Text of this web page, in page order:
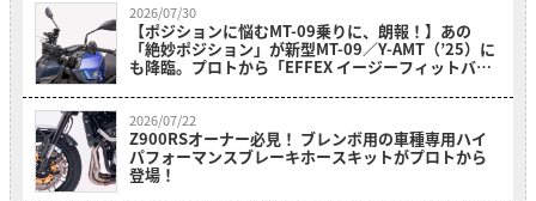
2026/07/30
【ポジションに悩むMT-09乗りに、朗報！】あの
「絶妙ポジション」が新型MT-09／Y-AMT（’25）に
も降臨。プロトから「EFFEX イージーフィットバー
2026/07/22
Z900RSオーナー必見！ ブレンボ用の車種専用ハイ
パフォーマンスブレーキホースキットがプロトから
登場！